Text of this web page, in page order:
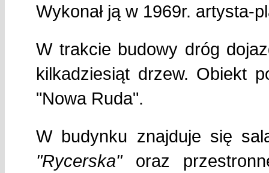
Wykonał ją w 1969r. artysta-
W trakcie budowy dróg
kilkadziesiąt drzew. Obiekt
"Nowa Ruda".
W budynku znajduje się
"Rycerska"oraz